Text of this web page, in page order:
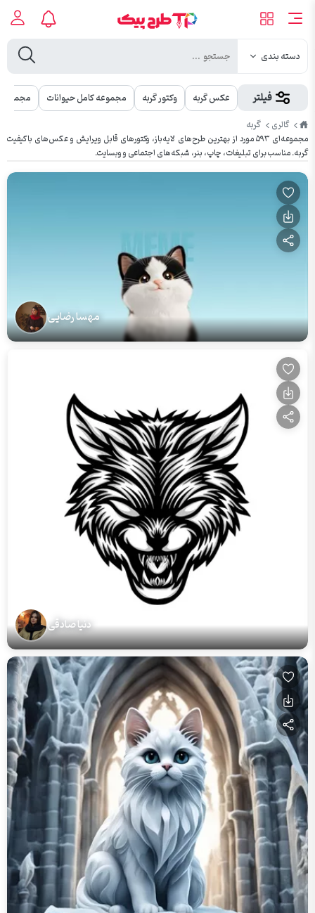
دسته بندی
فیلتر عکس گربه وکتور گربه مجموعه کامل حیوانات
طرح
پیک
گالری گربه
مجموعه‌ای ۵۹۳ مورد از بهترین طرح‌های لایه‌باز، وکتورهای قابل ویرایش و عکس‌های باکیفیت
گربه. مناسب برای تبلیغات، چاپ، بنر، شبکه‌های اجتماعی و وبسایت.
مهسا رضایی
دنیا صادقی